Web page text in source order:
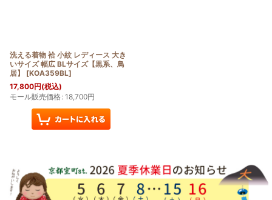
洗える着物 袷 小紋 レディース 大き
いサイズ 幅広 BLサイズ【黒系、鳥
居】
[KOA359BL]
17,800円(税込)
モール販売価格: 18,700円